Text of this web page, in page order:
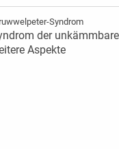
Syndrom
der
Aspekte